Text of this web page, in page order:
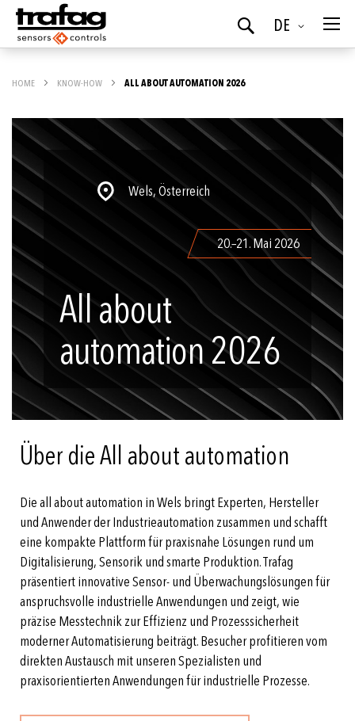
Sprache
DE
Suchen
HOME KNOW-HOW ALL ABOUT AUTOMATION 2026
Wels, Österreich
20.–21. Mai 2026
All about
automation 2026
Über die All about automation
Die all about automation in Wels bringt Experten, Hersteller
und Anwender der Industrieautomation zusammen und schafft
eine kompakte Plattform für praxisnahe Lösungen rund um
Digitalisierung, Sensorik und smarte Produktion. Trafag
präsentiert innovative Sensor- und Überwachungslösungen für
anspruchsvolle industrielle Anwendungen und zeigt, wie
präzise Messtechnik zur Effizienz und Prozesssicherheit
moderner Automatisierung beiträgt. Besucher profitieren vom
direkten Austausch mit unseren Spezialisten und
praxisorientierten Anwendungen für industrielle Prozesse.